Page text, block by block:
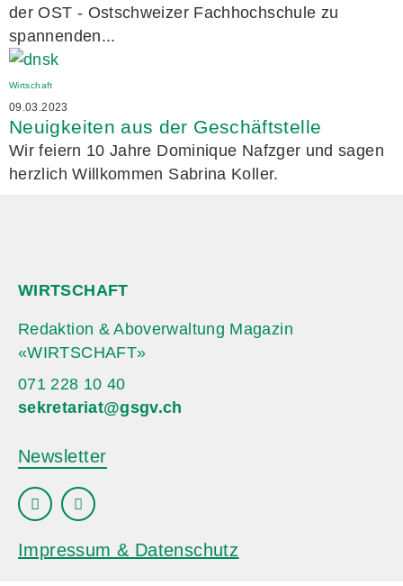
der OST - Ostschweizer Fachhochschule zu
spannenden...
Wirtschaft
09.03.2023
Neuigkeiten aus der Geschäftstelle
Wir feiern 10 Jahre Dominique Nafzger und sagen
herzlich Willkommen Sabrina Koller.
WIRTSCHAFT
Redaktion & Aboverwaltung Magazin
«WIRTSCHAFT»
071 228 10 40
sekretariat@gsgv.ch
Newsletter
Impressum & Datenschutz